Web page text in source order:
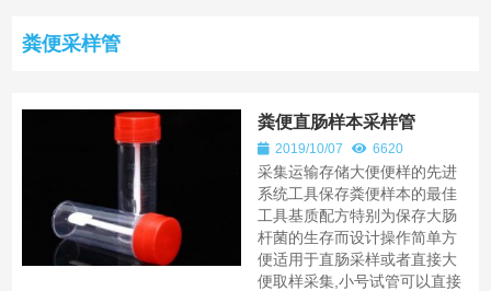
粪便采样管
粪便直肠样本采样管
2019/10/07 6620
采集运输存储大便便样的先进
系统工具保存粪便样本的最佳
工具基质配方特别为保存大肠
杆菌的生存而设计操作简单方
便适用于直肠采样或者直接大
便取样采集,小号试管可以直接